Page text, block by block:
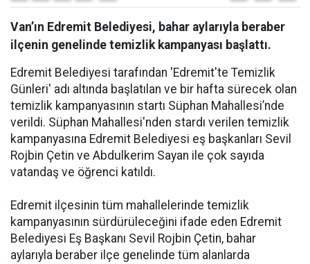
Van’ın Edremit Belediyesi, bahar aylarıyla beraber
ilçenin genelinde temizlik kampanyası başlattı.
Edremit Belediyesi tarafından 'Edremit'te Temizlik
Günleri' adı altında başlatılan ve bir hafta sürecek olan
temizlik kampanyasının startı Süphan Mahallesi’nde
verildi. Süphan Mahallesi'nden stardı verilen temizlik
kampanyasına Edremit Belediyesi eş başkanları Sevil
Rojbin Çetin ve Abdulkerim Sayan ile çok sayıda
vatandaş ve öğrenci katıldı.
Edremit ilçesinin tüm mahallelerinde temizlik
kampanyasının sürdürüleceğini ifade eden Edremit
Belediyesi Eş Başkanı Sevil Rojbin Çetin, bahar
aylarıyla beraber ilçe genelinde tüm alanlarda